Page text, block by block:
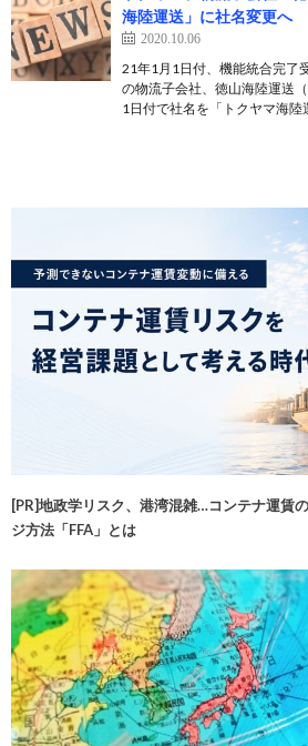
海陸運送」に社名変更へ
2020.10.06
21年1月1日付、機能統合完了
の物流子会社、徳山海陸運送
1日付で社名を「トクヤマ海
[PR]地政学リスク、港湾混雑…コンテナ運賃
ジ方法「FFA」とは